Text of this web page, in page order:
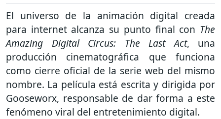
El universo de la animación digital creada
para internet alcanza su punto final con The
Amazing Digital Circus: The Last Act, una
producción cinematográfica que funciona
como cierre oficial de la serie web del mismo
nombre. La película está escrita y dirigida por
Gooseworx, responsable de dar forma a este
fenómeno viral del entretenimiento digital.